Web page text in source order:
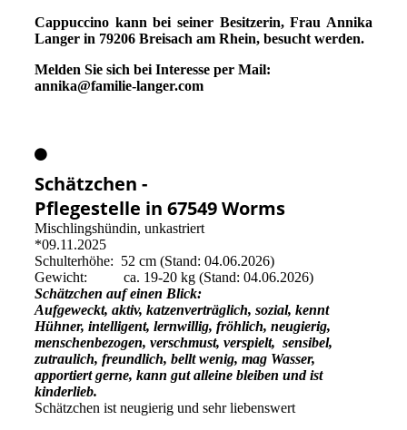
Cappuccino kann bei seiner Besitzerin, Frau Annika
Langer in 79206 Breisach am Rhein, besucht werden.
Melden Sie sich bei Interesse per Mail:
annika@familie-langer.com
Schätzchen -
Pflegestelle in 67549 Worms
Mischlingshündin, unkastriert
*09.11.2025
Schulterhöhe: 52 cm (Stand: 04.06.2026)
Gewicht: ca. 19-20 kg (Stand: 04.06.2026)
Schätzchen auf einen Blick:
Aufgeweckt, aktiv, katzenverträglich, sozial, kennt
Hühner, intelligent, lernwillig, fröhlich, neugierig,
menschenbezogen, verschmust, verspielt, sensibel,
zutraulich, freundlich, bellt wenig, mag Wasser,
apportiert gerne, kann gut alleine bleiben und ist
kinderlieb.
Schätzchen ist neugierig und sehr liebenswert